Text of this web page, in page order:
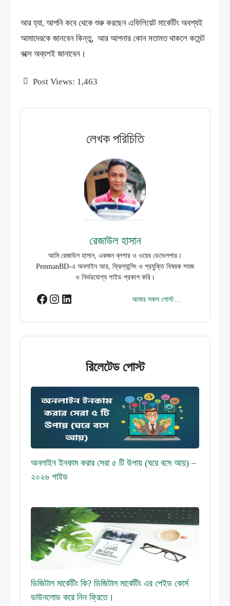
আর হ্যা, আপনি কবে থেকে শুরু করছেন এফিলিয়েট মার্কেটিং অবশ্যই
আমাদেরকে জানবেন কিন্তু, আর আপনার কোন মতামত থাকলে কমেন্ট
বক্সে অব্যশই জানাবেন।
Post Views: 1,463
লেখক পরিচিতি
রেজাউল হাসান
আমি রেজাউল হাসান, একজন ব্লগার ও ওয়েব ডেভেলপার।
PenmanBD-এ অনলাইন আয়, ফ্রিল্যান্সিং ও প্রযুক্তি বিষয়ক সহজ
ও নির্ভরযোগ্য গাইড প্রকাশ করি।
ফেসবুকইনস্টাগ্রাম
লিঙ্কডইন আমার সকল পোস্ট…
রিলেটেড পোস্ট
অনলাইন ইনকাম করার সেরা ৫ টি উপায় (ঘরে বসে আয়) –
২০২৬ গাইড
ডিজিটাল মার্কেটিং কি? ডিজিটাল মার্কেটিং এর পেইড কোর্স
ডাউনলোড করে নিন ফ্রিতে।